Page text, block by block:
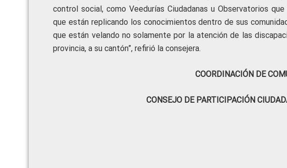
control social, como Veedurías Ciudadanas u Observatorios
que están replicando los conocimientos dentro de sus
que están velando no solamente por la atención de las
provincia, a su cantón”, refirió la consejera.
COORDINACIÓN DE
CONSEJO DE PARTICIPACIÓN